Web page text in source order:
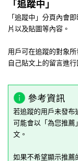
「追蹤中」
「追蹤中」分頁內會
片以及貼圖等內容。
用戶可在追蹤的對象
自己貼文上的留言進行
參考資訊
若追蹤的用戶未發布
可能會以「為您推薦
文。
如果不希望顯示推薦